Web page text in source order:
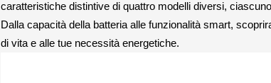
caratteristiche distintive di quattro modelli diversi,
Dalla capacità della batteria alle funzionalità smart,
di vita e alle tue necessità energetiche.